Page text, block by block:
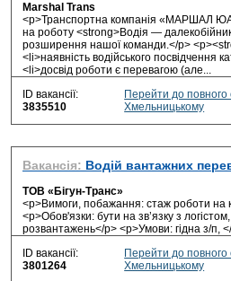
Marshal Trans
<p>Транспортна компанія «МАРШАЛ
на роботу <strong>Водія —
розширення нашої команди.</p>
<li>наявність водійського посвідчення
<li>досвід роботи є перевагою (але...
ID вакансії:
3835510
Перейти до повного
Хмельницькому
Вакансія: Водій вантажних
ТОВ «Бігун-Транс»
<p>Вимоги, побажання: стаж роботи на
<p>Обов'язки: бути на зв’язку з
розвантажень</p> <p>Умови: гідна з/п,
ID вакансії:
3801264
Перейти до повного
Хмельницькому